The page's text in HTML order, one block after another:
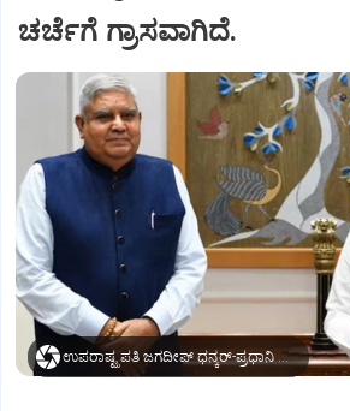
ಚರ್ಚೆಗೆ ಗ್ರಾಸವಾಗಿದೆ.
ಉಪರಾಷ್ಟ್ರಪತಿ ಜಗದೀಪ್‌ ಧನ್ಕರ್-ಪ್ರಧಾನಿ ಮೋದಿ